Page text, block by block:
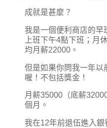
成就是甚麼？
我是一個便利商店的早
上班下午4點下班；月
均月薪22000。
但是如果你問我一年以
喔！不包括獎金！
月薪35000（底薪
個月。
我在12年前退伍進入